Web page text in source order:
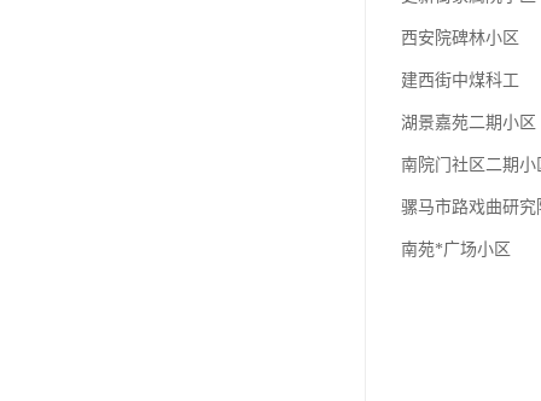
西安院碑林小区
建西街中煤科工
湖景嘉苑二期小区
南院门社区二期小
骡马市路戏曲研究
南苑*广场小区